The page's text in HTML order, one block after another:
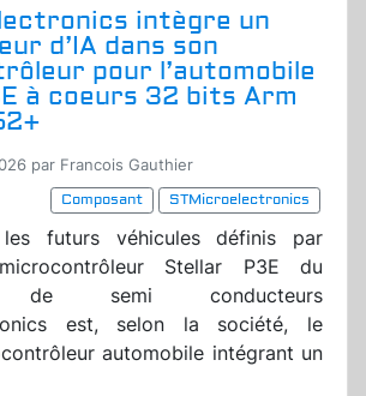
intègre un
d’IA dans son
pour l’automobile
à coeurs 32 bits Arm
par Francois Gauthier
Composant
STMicroelectronics
futurs véhicules définis par
Stellar P3E du
de semi conducteurs
est, selon la société, le
automobile intégrant un